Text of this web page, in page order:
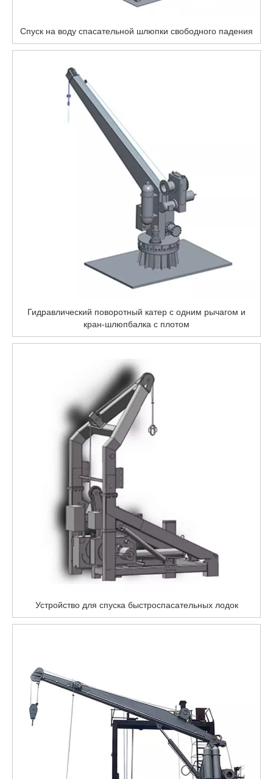
Спуск на воду спасательной шлюпки свободного падения
Гидравлический поворотный катер с одним рычагом и
кран-шлюпбалка с плотом
Устройство для спуска быстроспасательных лодок